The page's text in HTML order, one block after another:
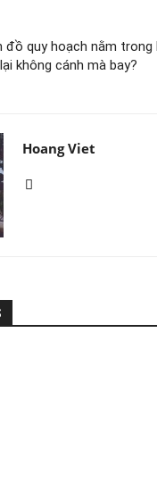
quy hoạch nằm
không cánh mà bay?
Hoang Viet